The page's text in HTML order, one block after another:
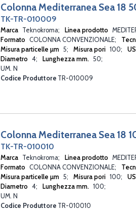
Colonna Mediterranea Sea 18
TK-TR-010009
Marca Teknokroma Linea prodotto
Formato COLONNA CONVENZIONALE
Misura particelle µm 5 Misura pori 100
Diametro 4 Lunghezza mm. 50
UM. N
Codice Produttore TR-010009
Colonna Mediterranea Sea 18
TK-TR-010010
Marca Teknokroma Linea prodotto
Formato COLONNA CONVENZIONALE
Misura particelle µm 5 Misura pori 100
Diametro 4 Lunghezza mm. 100
UM. N
Codice Produttore TR-010010